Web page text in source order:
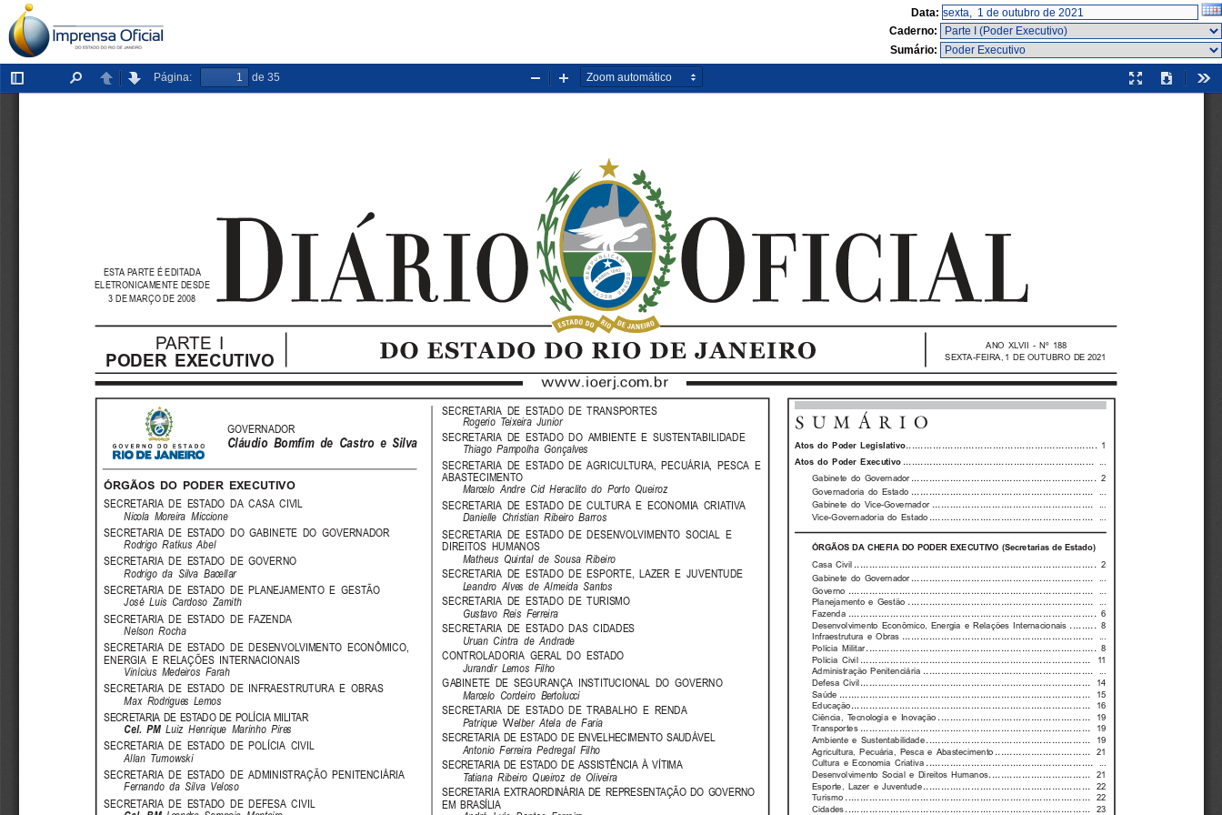
Data:
Caderno:
Sumário:
Exibir/ocultar
painel
LocalizarAnteriorPróxima
Página: de 35
Modo
de
Download
Diminuir
zoom
Aumentar
zoom
PARTE  I
PODER  EXECUTIVO
ESTA PARTE É EDITADA
ELETRONICAMENTE DESDE
3 DE MARÇO DE 2008
ANO  X LV I I   -  Nº  188
S E X TA - F E I R A , 1 DE  OUTUBRO  DE  2021
SECRETARIA  DE  ESTADO  DE  TRANSPORTES
Rogerio  Teixeira  Junior
SECRETARIA  DE  ESTADO  DO  AMBIENTE  E  SUSTENTABILIDADE
Thiago  Pampolha  Gonçalves
SECRETARIA  DE  ESTADO  DE  AGRICULTURA,  PECUÁRIA,  PESCA  E
ABASTECIMENTO
Marcelo  Andre  Cid  Heraclito  do  Porto  Queiroz
SECRETARIA  DE  ESTADO  DE  CULTURA  E  ECONOMIA  CRIATIVA
Danielle  Christian  Ribeiro  Barros
SECRETARIA  DE  ESTADO  DE  DESENVOLVIMENTO  SOCIAL  E
DIREITOS  HUMANOS
Matheus  Quintal  de  Sousa  Ribeiro
SECRETARIA  DE  ESTADO  DE  ESPORTE,  LAZER  E  JUVENTUDE
Leandro  Alves  de  Almeida  Santos
SECRETARIA  DE  ESTADO  DE  TURISMO
Gustavo  Reis  Ferreira
SECRETARIA  DE  ESTADO  DAS  CIDADES
Uruan  Cintra  de  Andrade
CONTROLADORIA  GERAL  DO  ESTADO
Jurandir  Lemos  Filho
GABINETE  DE  SEGURANÇA  INSTITUCIONAL  DO  GOVERNO
Marcelo  Cordeiro  Bertolucci
SECRETARIA  DE  ESTADO  DE  TRABALHO  E  RENDA
Patrique Welber  Atela  de  Faria
SECRETARIA  DE  ESTADO  DE  ENVELHECIMENTO  SAUDÁVEL
Antonio  Ferreira  Pedregal  Filho
SECRETARIA  DE  ESTADO  DE  ASSISTÊNCIA  À  VÍTIMA
Tatiana  Ribeiro  Queiroz  de  Oliveira
SECRETARIA  EXTRAORDINÁRIA  DE  REPRESENTAÇÃO  DO  GOVERNO
EM  BRASÍLIA
ÓRGÃOS  DO  PODER  EXECUTIVO
SECRETARIA  DE  ESTADO  DA  CASA  CIVIL
Nicola  Moreira  Miccione
SECRETARIA  DE  ESTADO  DO  GABINETE  DO  GOVERNADOR
Rodrigo  Ratkus  Abel
SECRETARIA  DE  ESTADO  DE  GOVERNO
Rodrigo  da  Silva  Bacellar
SECRETARIA  DE  ESTADO  DE  PLANEJAMENTO  E  GESTÃO
José  Luis  Cardoso  Zamith
SECRETARIA  DE  ESTADO  DE  FAZENDA
Nelson  Rocha
SECRETARIA  DE  ESTADO  DE  DESENVOLVIMENTO  ECONÔMICO,
ENERGIA  E  RELAÇÕES  INTERNACIONAIS
Vinícius  Medeiros  Farah
SECRETARIA  DE  ESTADO  DE  INFRAESTRUTURA  E  OBRAS
Max  Rodrigues  Lemos
SECRETARIA DE ESTADO DE POLÍCIA MILITAR
Cel.  PM Luiz  Henrique  Marinho  Pires
SECRETARIA  DE  ESTADO  DE  POLÍCIA  CIVIL
Allan  Turnowski
SECRETARIA  DE  ESTADO  DE  ADMINISTRAÇÃO  PENITENCIÁRIA
Fernando  da  Silva  Veloso
SECRETARIA  DE  ESTADO  DE  DEFESA  CIVIL
GOVERNADOR
Cláudio  Bomfim  de  Castro  e  Silva
SUMÁRIO
Atos  do  Poder  Legislativo................................................................ 1
Atos  do  Poder  Executivo ................................................................ ...
Gabinete  do  Governador .............................................................. 2
Governadoria  do  Estado .............................................................
...
Gabinete  do  Vice-Governador ......................................................
...
Vice-Governadoria  do  Estado ....................................................... ...
ÓRGÃOS  DA  CHEFIA  DO  PODER  EXECUTIVO  (Secretarias  de  Estado)
Casa  Civil ................................................................................. 2
Gabinete  do  Governador .............................................................
...
Governo ..................................................................................
...
Planejamento  e  Gestão ..............................................................
...
Fazenda ................................................................................... 6
Desenvolvimento  Econômico,  Energia  e  Relações  Internacionais ......... 8
Infraestrutura  e  Obras ................................................................
...
Polícia  Militar............................................................................. 8
Polícia  Civil .............................................................................
11
Administração  Penitenciária .........................................................
...
Defesa  Civil .............................................................................
14
Saúde ....................................................................................
15
Educação ................................................................................
16
Ciência,  Tecnologia  e  Inovação ...................................................
19
Transportes .............................................................................
19
Ambiente  e  Sustentabilidade .......................................................
19
Agricultura,  Pecuária,  Pesca  e  Abastecimento ................................
21
Cultura  e  Economia  Criativa ........................................................
...
Desenvolvimento  Social  e  Direitos  Humanos..................................
21
Esporte,  Lazer  e  Juventude ........................................................
22
Turismo ..................................................................................
22
Cidades .................................................................................. 23